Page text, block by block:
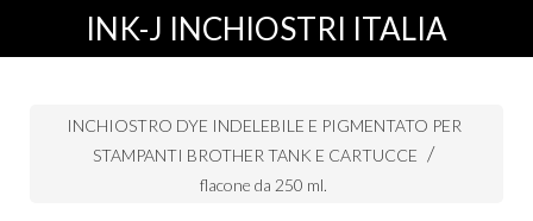
INK-J INCHIOSTRI ITALIA
INCHIOSTRO DYE INDELEBILE E PIGMENTATO PER
STAMPANTI BROTHER TANK E CARTUCCE
flacone da 250 ml.